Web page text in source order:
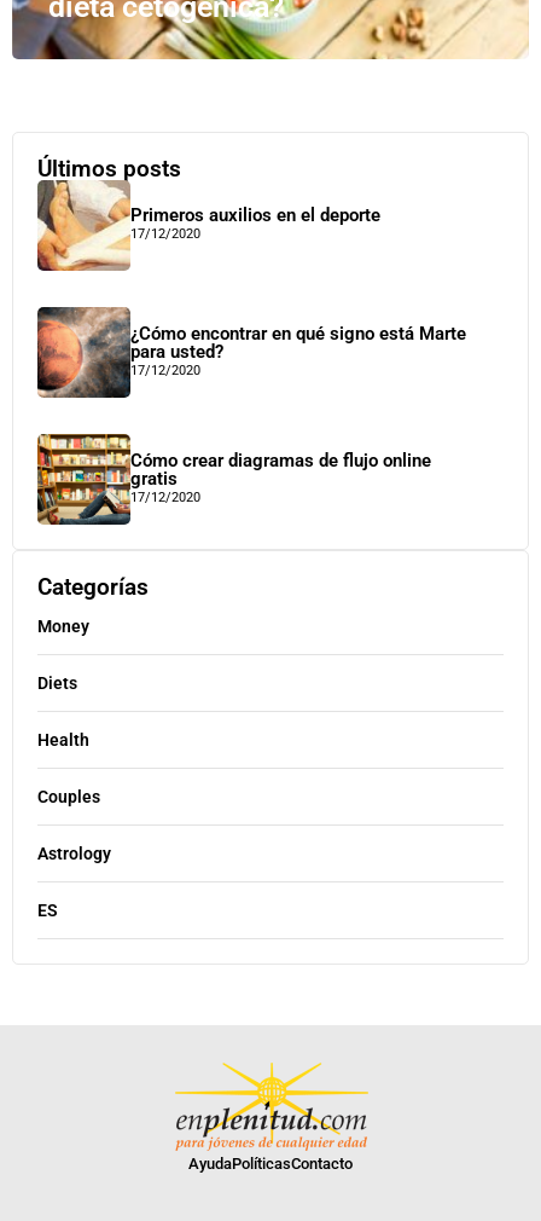
Últimos posts
Primeros auxilios en el deporte
17/12/2020
¿Cómo encontrar en qué signo está Marte
para usted?
17/12/2020
Cómo crear diagramas de flujo online
gratis
17/12/2020
Categorías
Money
Diets
Health
Couples
Astrology
ES
AyudaPolíticasContacto